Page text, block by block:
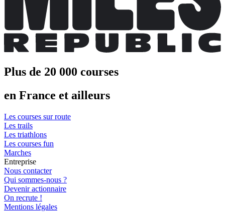
Plus de 20 000 courses
en France et ailleurs
Les courses sur route
Les trails
Les triathlons
Les courses fun
Marches
Entreprise
Nous contacter
Qui sommes-nous ?
Devenir actionnaire
On recrute !
Mentions légales